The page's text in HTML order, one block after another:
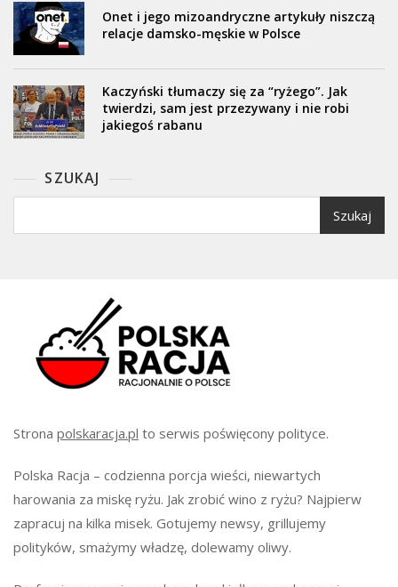
Onet i jego mizoandryczne artykuły niszczą
relacje damsko-męskie w Polsce
Kaczyński tłumaczy się za “ryżego”. Jak
twierdzi, sam jest przezywany i nie robi
jakiegoś rabanu
SZUKAJ
Szukaj
Strona polskaracja.pl to serwis poświęcony polityce.
Polska Racja – codzienna porcja wieści, niewartych
harowania za miskę ryżu. Jak zrobić wino z ryżu? Najpierw
zapracuj na kilka misek. Gotujemy newsy, grillujemy
polityków, smażymy władzę, dolewamy oliwy.